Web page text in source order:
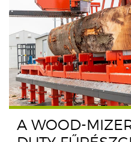
A WOOD-